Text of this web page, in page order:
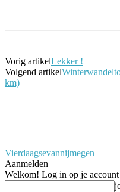
Vorig artikelLekker !
Volgend artikel
km)
Vierdaagsevannijmegen
Aanmelden
Welkom! Log in op je account